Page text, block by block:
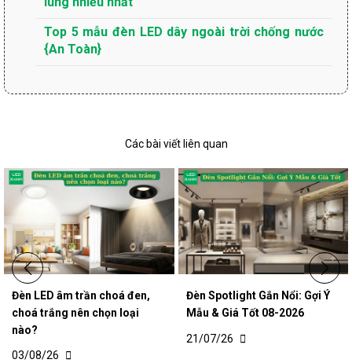
Top 5 mẫu đèn LED dây ngoài trời chống nước
{An Toàn}
Các bài viết liên quan
Đèn LED âm trần choá đen,
choá trắng nên chọn loại
nào?
03/08/26
Đèn Spotlight Gắn Nổi: Gợi Ý
Mẫu & Giá Tốt 08-2026
21/07/26